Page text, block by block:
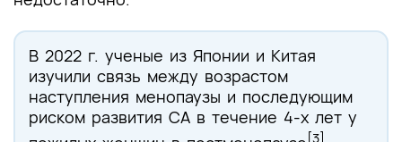
В 2022 г. ученые из Японии и Китая
изучили связь между возрастом
наступления менопаузы и последующим
риском развития СА в течение 4-х лет у
[3]